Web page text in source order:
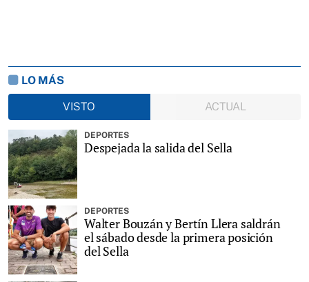
LO MÁS
VISTO
ACTUAL
DEPORTES
Despejada la salida del Sella
DEPORTES
Walter Bouzán y Bertín Llera saldrán
el sábado desde la primera posición
del Sella